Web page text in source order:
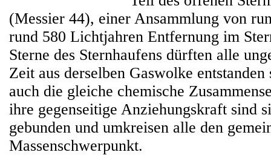
(Messier 44), einer Ansammlung von
rund 580 Lichtjahren Entfernung im
Sterne des Sternhaufens dürften alle
Zeit aus derselben Gaswolke entstanden
auch die gleiche chemische
ihre gegenseitige Anziehungskraft sind
gebunden und umkreisen alle den
Massenschwerpunkt.